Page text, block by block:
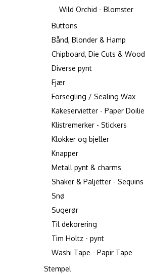
Wild Orchid - Blomster
Buttons
Bånd, Blonder & Hamp
Chipboard, Die Cuts & Wood
Diverse pynt
Fjær
Forsegling / Sealing Wax
Kakeservietter - Paper Doilie
Klistremerker - Stickers
Klokker og bjeller
Knapper
Metall pynt & charms
Shaker & Paljetter - Sequins
Snø
Sugerør
Til dekorering
Tim Holtz - pynt
Washi Tape - Papir Tape
Stempel